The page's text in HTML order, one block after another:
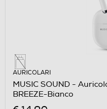
AURICOLARI
MUSIC SOUND -
BREEZE-Bianco